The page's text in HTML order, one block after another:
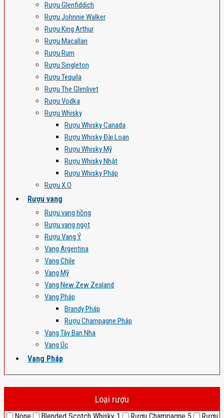
Rượu Glenfiddich
Rượu Johnnie Walker
Rượu King Arthur
Rượu Macallan
Rượu Rum
Rượu Singleton
Rượu Tequila
Rượu The Glenlivet
Rượu Vodka
Rượu Whisky
Rượu Whisky Canada
Rượu Whisky Đài Loan
Rượu Whisky Mỹ
Rượu Whisky Nhật
Rượu Whisky Pháp
Rượu X.O
Rượu vang
Rượu vang hồng
Rượu vang ngọt
Rượu Vang Ý
Vang Argentina
Vang Chile
Vang Mỹ
Vang New Zew Zealand
Vang Pháp
Brandy Pháp
Rượu Champagne Pháp
Vang Tây Ban Nha
Vang Úc
Vang Pháp
Loại rượu